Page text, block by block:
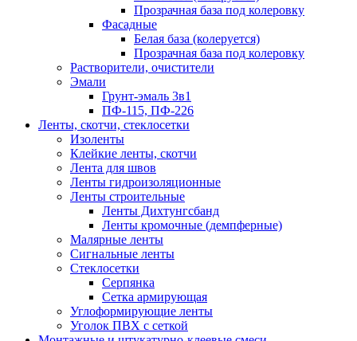
Прозрачная база под колеровку
Фасадные
Белая база (колеруется)
Прозрачная база под колеровку
Растворители, очистители
Эмали
Грунт-эмаль 3в1
ПФ-115, ПФ-226
Ленты, скотчи, стеклосетки
Изоленты
Клейкие ленты, скотчи
Лента для швов
Ленты гидроизоляционные
Ленты строительные
Ленты Дихтунгсбанд
Ленты кромочные (демпферные)
Малярные ленты
Сигнальные ленты
Стеклосетки
Серпянка
Сетка армирующая
Углоформирующие ленты
Уголок ПВХ с сеткой